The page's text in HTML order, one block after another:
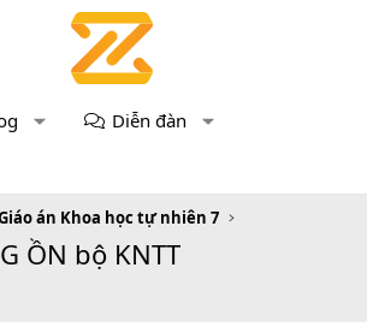
Diễn đàn
án Khoa học tự nhiên 7
ỒN bộ KNTT